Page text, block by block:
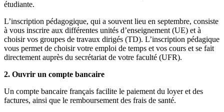
étudiante.
L’inscription pédagogique, qui a souvent lieu en septembre, consiste
à vous inscrire aux différentes unités d’enseignement (UE) et à
choisir vos groupes de travaux dirigés (TD). L’inscription pédagique
vous permet de choisir votre emploi de temps et vos cours et se fait
directement auprès du secrétariat de votre faculté (UFR).
2. Ouvrir un compte bancaire
Un compte bancaire français facilite le paiement du loyer et des
factures, ainsi que le remboursement des frais de santé.